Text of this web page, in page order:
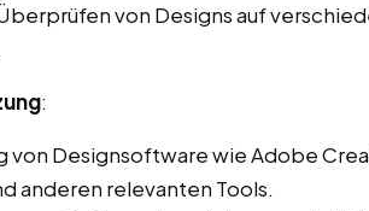
von Designs auf
:
von Designsoftware wie Adobe
anderen relevanten Tools.